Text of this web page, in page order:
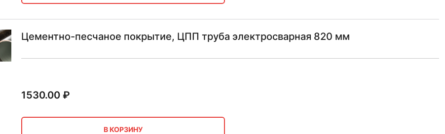
Цементно-песчаное покрытие, ЦПП труба электросварная 820 мм
1530.00₽
В КОРЗИНУ